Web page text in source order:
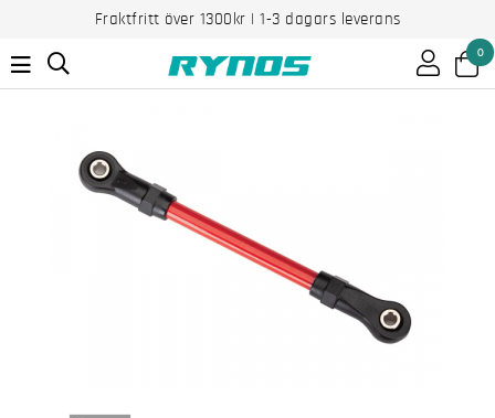
Fraktfritt över 1300kr | 1-3 dagars leverans
0